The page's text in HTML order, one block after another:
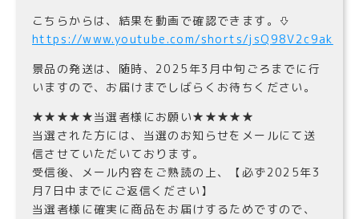
こちらからは、結果を動画で確認できます。⇩
https://www.youtube.com/shorts/jsQ98V2c9ak
景品の発送は、随時、2025年3月中旬ごろまでに行
いますので、お届けまでしばらくお待ちください。
★★★★★当選者様にお願い★★★★★
当選された方には、当選のお知らせをメールにて送
信させていただいております。
受信後、メール内容をご熟読の上、【必ず2025年3
月7日中までにご返信ください】
当選者様に確実に商品をお届けするためですので、